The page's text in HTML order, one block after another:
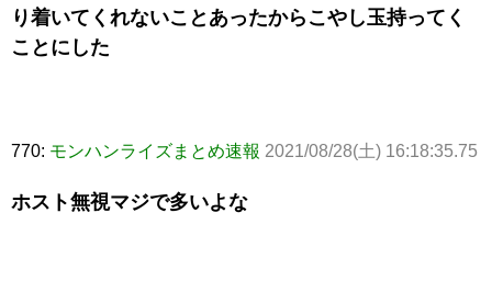
り着いてくれないことあったからこやし玉持ってく
ことにした
770: モンハンライズまとめ速報 2021/08/28(土) 16:18:35.75
ホスト無視マジで多いよな